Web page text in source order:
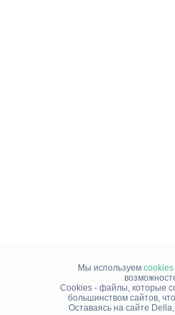
Мы используем cookies
Cookies - файлы, которые
большинством сайтов,
Оставаясь на сайте